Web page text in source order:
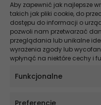
Aby zapewnić jak najlepsze
takich jak pliki cookie, do
dostępu do informacji o
pozwoli nam przetwarzać
przeglądania lub unikalne
wyrażenia zgody lub
wpłynąć na niektóre cechy i
Funkcjonalne
Preferencje
Stomatologia NEWS
w stomatologii
Ekonomia i ergonomia w